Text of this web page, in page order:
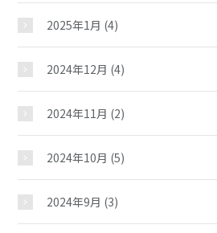
2025年1月 (4)
2024年12月 (4)
2024年11月 (2)
2024年10月 (5)
2024年9月 (3)